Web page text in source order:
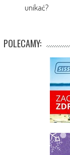
unikać?
POLECAMY: